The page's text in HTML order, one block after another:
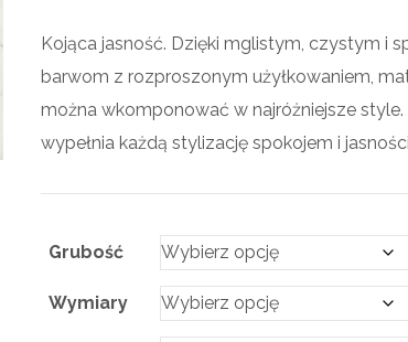
Kojąca jasność. Dzięki mglistym, czystym i
barwom z rozproszonym użyłkowaniem,
można wkomponować w najróżniejsze style.
wypełnia każdą stylizację spokojem i
Grubość
Wymiary